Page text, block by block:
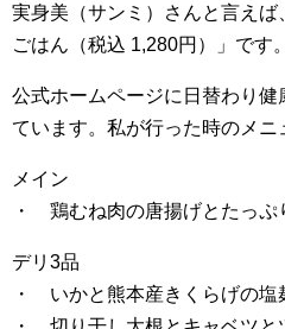
実身美（サンミ）さんと言え
ごはん（税込 1,280円）」です。
公式ホームページに日替わり
ています。私が行った時のメニ
メイン
・ 鶏むね肉の唐揚げとたっぷ
デリ3品
・ いかと熊本産きくらげの塩